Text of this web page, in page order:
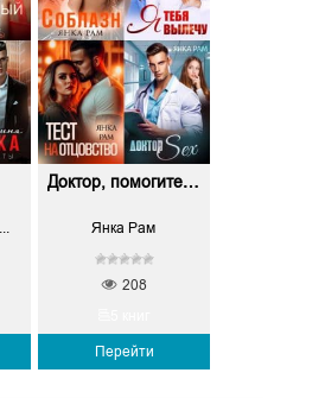
Янка Рам, Эля Пылаева
Доктор, помогите…
Янка Рам
Перейти
208